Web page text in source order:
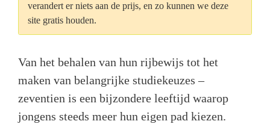
verandert er niets aan de prijs, en zo kunnen we deze
site gratis houden.
Van het behalen van hun rijbewijs tot het
maken van belangrijke studiekeuzes –
zeventien is een bijzondere leeftijd waarop
jongens steeds meer hun eigen pad kiezen.